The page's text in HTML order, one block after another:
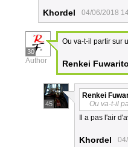
Khordel 04/06/2018
30
Author
Ou va-t-il partir sur
Renkei Fuwarito
45
Renkei
Ou va-t-il
Il a pas l'air
Khordel